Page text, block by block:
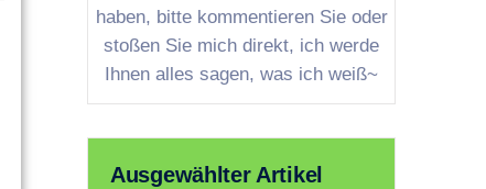
haben, bitte kommentieren Sie oder
stoßen Sie mich direkt, ich werde
Ihnen alles sagen, was ich weiß~
Ausgewählter Artikel